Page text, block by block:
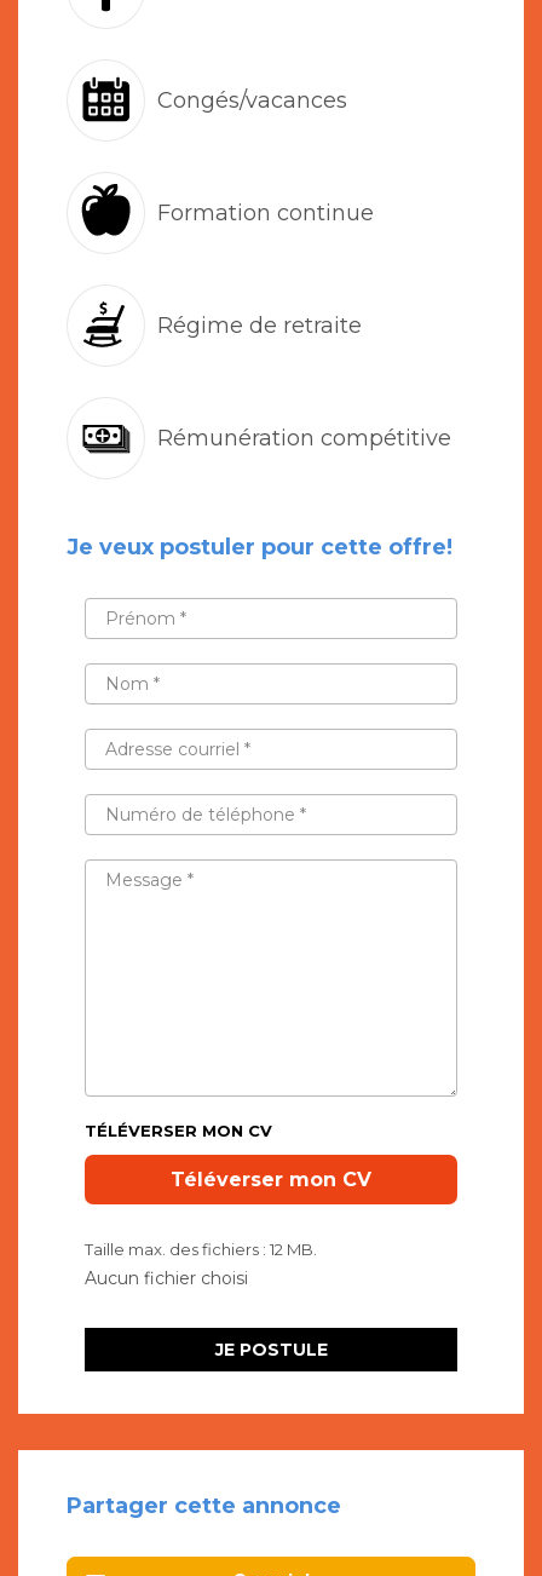
Congés/vacances
Formation continue
Régime de retraite
Rémunération compétitive
Je veux postuler pour cette offre!
PRÉNOM
NOM
ADRESSE
COURRIEL
*
NUMÉRO
TÉLÉPHONE
*MESSAGE
TÉLÉVERSER MON CV
Taille max. des fichiers : 12 MB.
Partager cette annonce